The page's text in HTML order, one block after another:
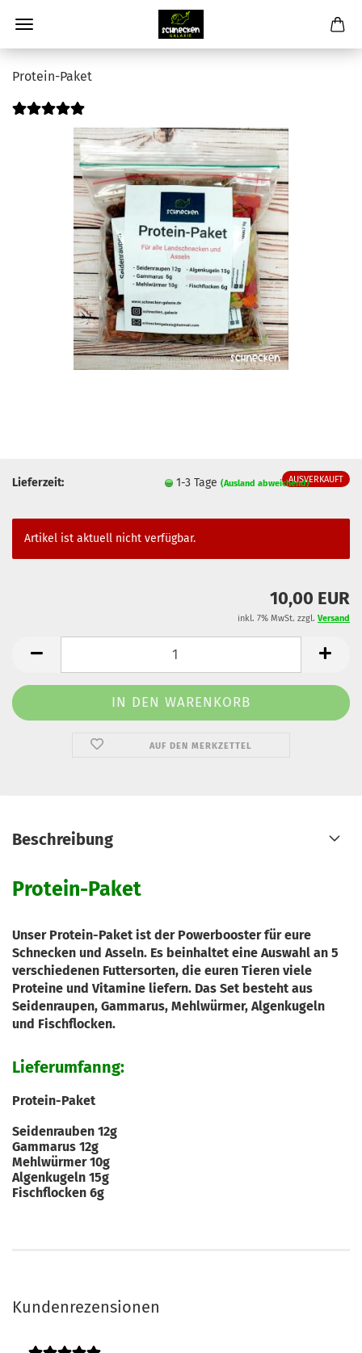
Protein-Paket
AUSVERKAUFT
Lieferzeit: 1-3 Tage(Ausland abweichend)
Artikel ist aktuell nicht verfügbar.
10,00 EUR
inkl. 7% MwSt. zzgl. Versand
AUF DEN MERKZETTEL
Beschreibung
Protein-Paket
Unser Protein-Paket ist der Powerbooster für eure
Schnecken und Asseln. Es beinhaltet eine Auswahl an 5
verschiedenen Futtersorten, die euren Tieren viele
Proteine und Vitamine liefern. Das Set besteht aus
Seidenraupen, Gammarus, Mehlwürmer, Algenkugeln
und Fischflocken.
Lieferumfanng:
Protein-Paket
Seidenrauben 12g
Gammarus 12g
Mehlwürmer 10g
Algenkugeln 15g
Fischflocken 6g
Kundenrezensionen